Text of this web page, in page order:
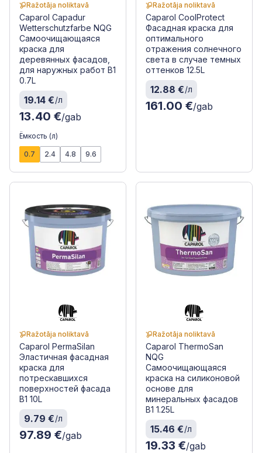
Ražotāja noliktavā
Caparol Capadur
Wetterschutzfarbe NQG
Самоочищающаяся
краска для
деревянных фасадов,
для наружных работ B1
0.7L
19.14 €/л
13.40 €/gab
Ёмкость (л)
0.7 2.4 4.8 9.6
Ražotāja noliktavā
Caparol CoolProtect
Фасадная краска для
оптимального
отражения солнечного
света в случае темных
оттенков 12.5L
12.88 €/л
161.00 €/gab
Ražotāja noliktavā
Caparol PermaSilan
Эластичная фасадная
краска для
потрескавшихся
поверхностей фасада
B1 10L
9.79 €/л
97.89 €/gab
Ražotāja noliktavā
Caparol ThermoSan
NQG
Самоочищающаяся
краска на силиконовой
основе для
минеральных фасадов
B1 1.25L
15.46 €/л
19.33 €/gab